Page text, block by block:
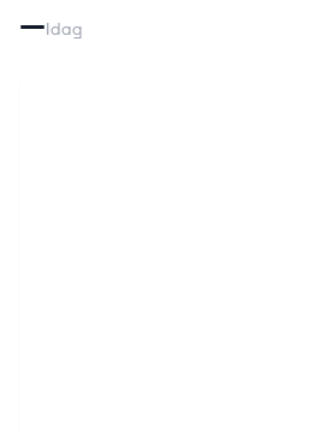
—Idag